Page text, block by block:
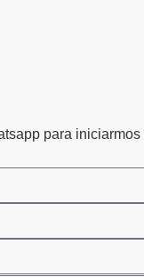
para